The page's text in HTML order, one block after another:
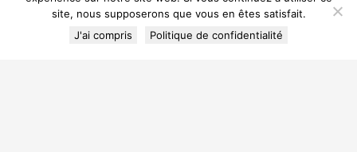
4, rue des Violettes – 34990 JUVIGNAC
site, nous supposerons que vous en êtes satisfait.
J'ai compris
Politique de confidentialité